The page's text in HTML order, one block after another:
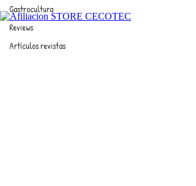
Gastrocultura
Reviews
Artículos revistas